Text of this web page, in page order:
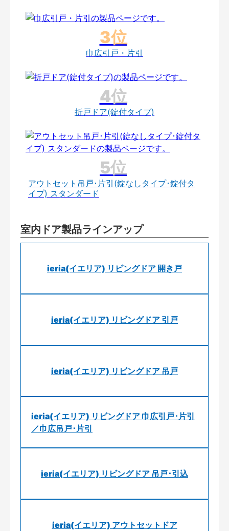
巾広引戸・片引
折戸ドア(錠付タイプ)
アウトセット吊戸･片引(錠なしタイプ･錠付タ
イプ) スタンダード
室内ドア製品ラインアップ
ieria(イエリア) リビングドア 開き戸
ieria(イエリア) リビングドア 引戸
ieria(イエリア) リビングドア 吊戸
ieria(イエリア) リビングドア 巾広引戸･片引
／巾広吊戸･片引
ieria(イエリア) リビングドア 吊戸･引込
ieria(イエリア) アウトセットドア